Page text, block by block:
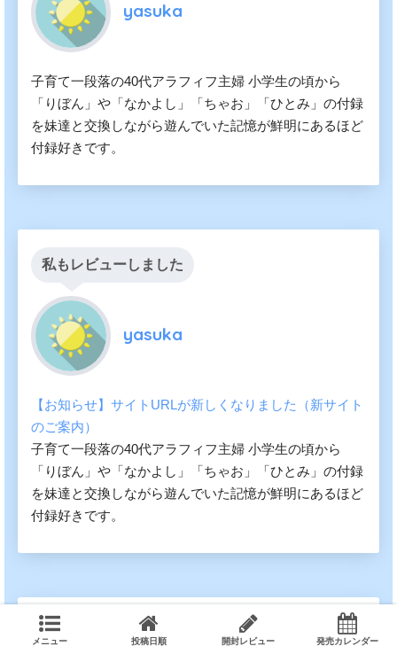
yasuka
子育て一段落の40代アラフィフ主婦 小学生の頃から
「りぼん」や「なかよし」「ちゃお」「ひとみ」の付録
を妹達と交換しながら遊んでいた記憶が鮮明にあるほど
付録好きです。
私もレビューしました
yasuka
【お知らせ】サイトURLが新しくなりました（新サイト
のご案内）
子育て一段落の40代アラフィフ主婦 小学生の頃から
「りぼん」や「なかよし」「ちゃお」「ひとみ」の付録
を妹達と交換しながら遊んでいた記憶が鮮明にあるほど
付録好きです。
私もレビューしました
メニュー 投稿日順 開封レビュー 発売カレンダー